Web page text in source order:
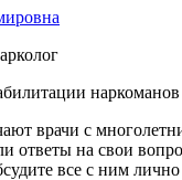
наркоманов
врачи с
ответы на свои
все с ним лично